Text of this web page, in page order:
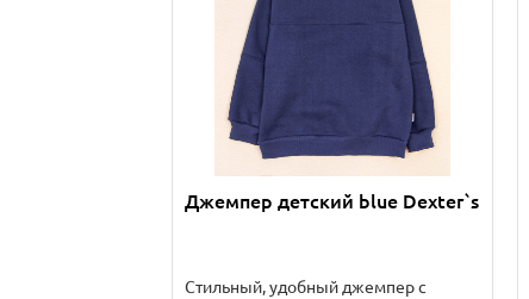
Джемпер детский blue Dexter`s
Стильный, удобный джемпер с